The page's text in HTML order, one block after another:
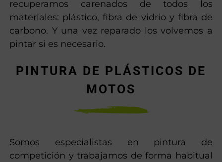
recuperamos carenados de todos los
materiales: plástico, fibra de vidrio y fibra de
carbono. Y una vez reparado los volvemos a
pintar si es necesario.
PINTURA DE PLÁSTICOS DE
MOTOS
Somos especialistas en pintura de
competición y trabajamos de forma habitual